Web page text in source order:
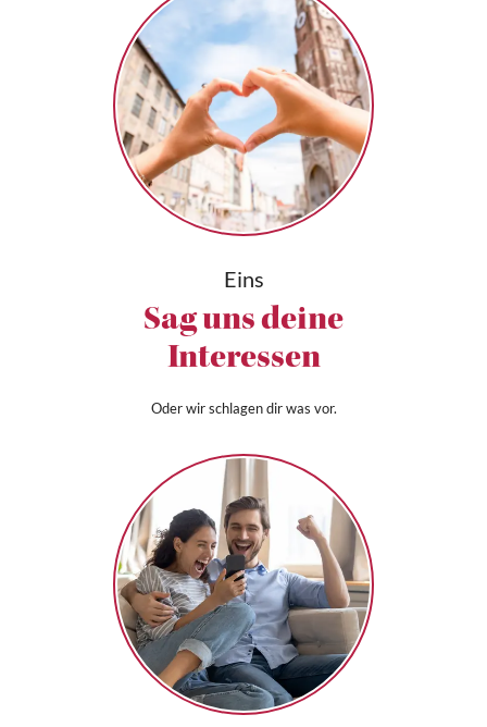
Eins
Sag uns deine
Interessen
Oder wir schlagen dir was vor.